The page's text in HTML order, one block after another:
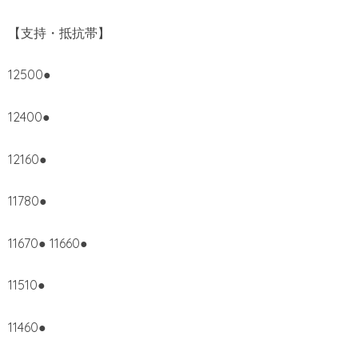
【支持・抵抗帯】
12500●
12400●
12160●
11780●
11670● 11660●
11510●
11460●